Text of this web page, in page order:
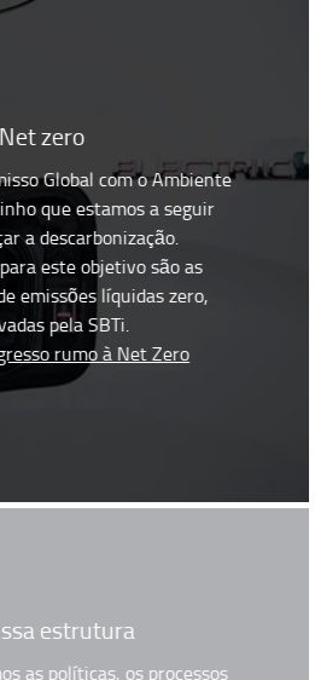
Net zero
Global com o Ambiente
que estamos a seguir
a descarbonização.
este objetivo são as
emissões líquidas zero,
pela SBTi.
rumo à Net Zero
estrutura
as políticas, os processos